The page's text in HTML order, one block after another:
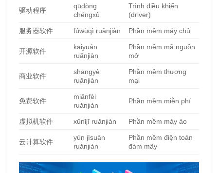
驱动程序
qūdòng
chéngxù
Trình điều khiển
(driver)
服务器软件 fúwùqì ruǎnjiàn Phần mềm máy chủ
开源软件
kāiyuán
ruǎnjiàn
Phần mềm mã nguồn
mở
商业软件
shāngyè
ruǎnjiàn
Phần mềm thương
mại
免费软件
miǎnfèi
ruǎnjiàn
Phần mềm miễn phí
虚拟机软件 xūnǐjī ruǎnjiàn Phần mềm máy ảo
云计算软件
yún jìsuàn
ruǎnjiàn
Phần mềm điện toán
đám mây